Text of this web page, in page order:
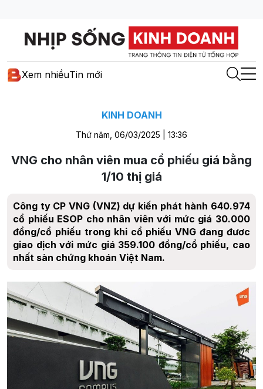
Xem nhiềuTin mới
KINH DOANH
Thứ năm, 06/03/2025 | 13:36
VNG cho nhân viên mua cổ phiếu giá bằng
1/10 thị giá
Công ty CP VNG (VNZ) dự kiến phát hành 640.974
cổ phiếu ESOP cho nhân viên với mức giá 30.000
đồng/cổ phiếu trong khi cổ phiếu VNG đang đươc
giao dịch với mức giá 359.100 đồng/cổ phiếu, cao
nhất sàn chứng khoán Việt Nam.